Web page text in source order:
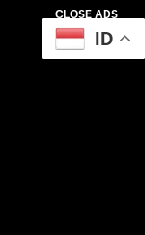
CLOSE ADS
ID